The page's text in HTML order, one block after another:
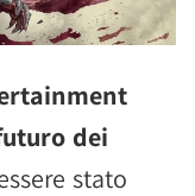
dei
stato